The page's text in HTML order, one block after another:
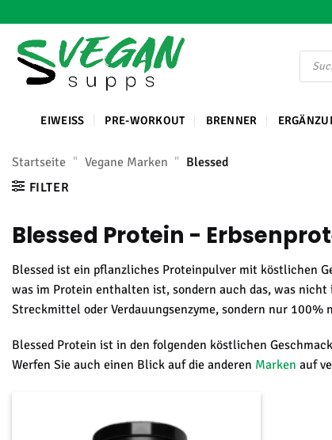
Inhalt
springen
Suche
nach
EIWEISS PRE-WORKOUT BRENNER
Startseite " Vegane Marken " Blessed
FILTER
Blessed Protein -
Blessed ist ein pflanzliches Proteinpulver mit köstlichen
was im Protein enthalten ist, sondern auch das, was
Streckmittel oder Verdauungsenzyme, sondern nur 100%
Blessed Protein ist in den folgenden köstlichen
Werfen Sie auch einen Blick auf die anderen Marken auf